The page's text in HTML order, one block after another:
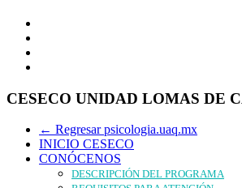
CESECO UNIDAD LOMAS DE
← Regresar psicologia.uaq.mx
INICIO CESECO
CONÓCENOS
DESCRIPCIÓN DEL PROGRAMA